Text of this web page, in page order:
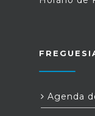
Agenda